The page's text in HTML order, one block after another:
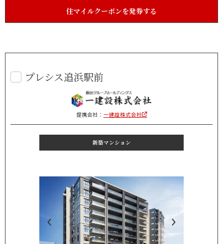
住マイルクーポンを発券する
プレシス追浜駅前
提携会社： 一建設株式会社
新築マンション